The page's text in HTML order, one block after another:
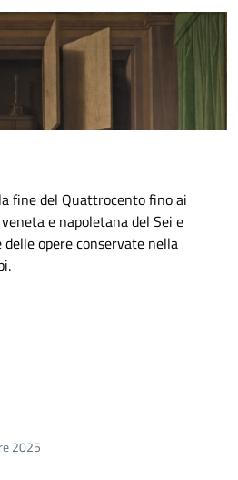
fine del Quattrocento fino ai
e napoletana del Sei e
opere conservate nella
2025